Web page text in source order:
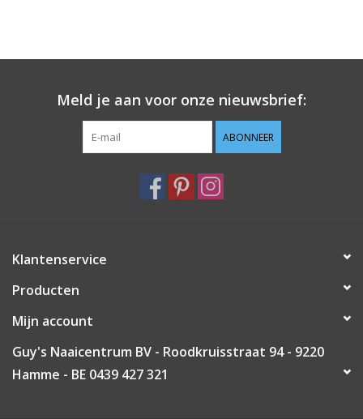
Meld je aan voor onze nieuwsbrief:
ABONNEER
Klantenservice
Producten
Mijn account
Guy's Naaicentrum BV - Roodkruisstraat 94 - 9220
Hamme - BE 0439 427 321